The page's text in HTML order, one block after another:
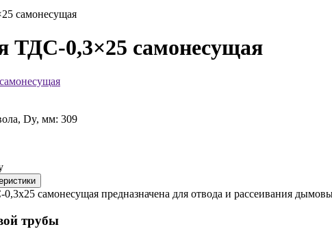
самонесущая
ТДС-0,3×25 самонесущая
Dy, мм: 309
самонесущая предназначена для отвода и рассеивания
трубы